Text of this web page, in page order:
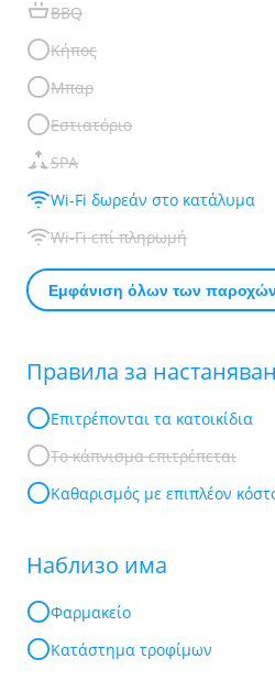
BBQ
Κήπος
Μπαρ
Εστιατόριο
SPA
Wi-Fi δωρεάν στο κατάλυμα
Wi-Fi επί πληρωμή
Εμφάνιση όλων των
Правила за
Επιτρέπονται τα κατοικίδια
Το κάπνισμα επιτρέπεται
Καθαρισμός με επιπλέον
Наблизо има
Φαρμακείο
Κατάστημα τροφίμων